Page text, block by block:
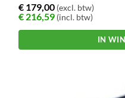
€ 179,00 (excl. btw)
€ 216,59 (incl. btw)
IN